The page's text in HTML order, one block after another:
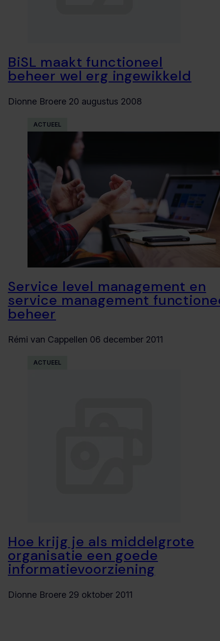
BiSL maakt functioneel
beheer wel erg ingewikkeld
Dionne Broere 20 augustus 2008
ACTUEEL
Service level management en
service management
beheer
Rémi van Cappellen 06 december 2011
ACTUEEL
Hoe krijg je als middelgrote
organisatie een goede
informatievoorziening
Dionne Broere 29 oktober 2011